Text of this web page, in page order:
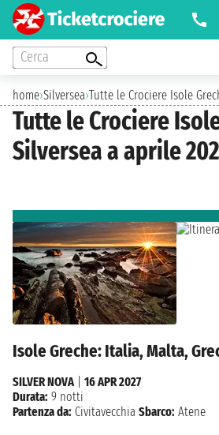
Cerca
home›Silversea›Tutte le Crociere Isole
Tutte le Crociere
Silversea a aprile
Isole Greche: Italia, Malta,
SILVER NOVA
16 APR 2027
Durata: 9 notti
Partenza da: Civitavecchia Sbarco: Atene